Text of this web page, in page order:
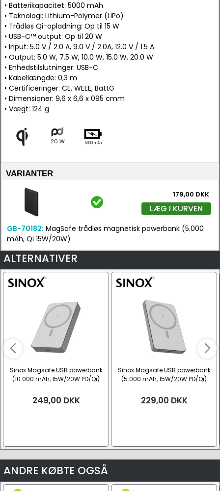
• Batterikapacitet: 5000 mAh
• Teknologi: Lithium-Polymer (LiPo)
• Trådløs Qi-opladning: Op til 15 W
• USB-C™ output: Op til 20 W
• Input: 5.0 V / 2.0 A, 9.0 V / 2.0A, 12.0 V / 1.5 A
• Output: 5.0 W, 7.5 W, 10.0 W, 15.0 W, 20.0 W
• Enhedstilslutninger: USB-C
• Kabellængde: 0,3 m
• Certificeringer: CE, WEEE, BattG
• Dimensioner: 9,6 x 6,6 x 095 cmm
• Vægt: 124 g
20 W 5000 mAh
VARIANTER
179,00 DKK
LÆG I KURVEN
GB-70182: MagSafe trådløs magnetisk powerbank (5.000
mAh, Qi 15W/20W)
ALTERNATIVER
Sinox Magsafe USB powerbank
(10.000 mAh, 15W/20W PD/Qi)
249,00 DKK
Sinox Magsafe USB powerbank
(5.000 mAh, 15W/20W PD/Qi)
229,00 DKK
ANDRE KØBTE OGSÅ